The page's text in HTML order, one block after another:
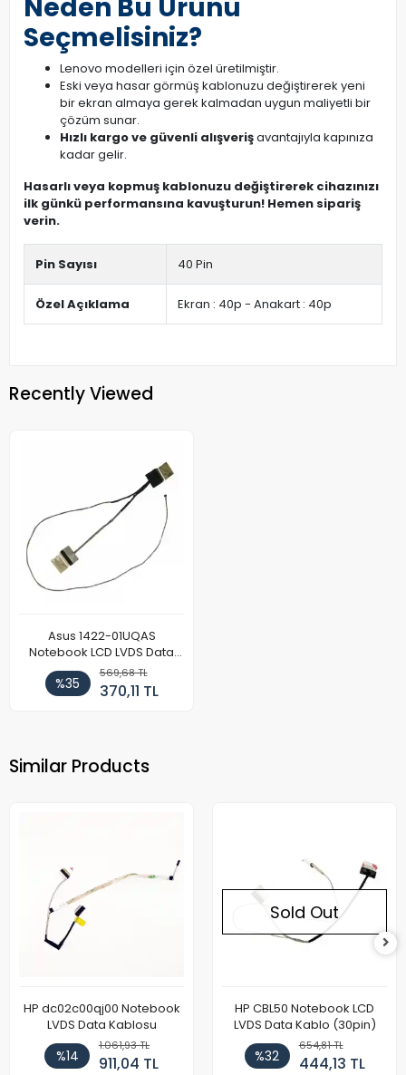
Neden Bu Ürünü
Seçmelisiniz?
Lenovo modelleri için özel üretilmiştir.
Eski veya hasar görmüş kablonuzu değiştirerek yeni
bir ekran almaya gerek kalmadan uygun maliyetli bir
çözüm sunar.
Hızlı kargo ve güvenli alışverişavantajıyla kapınıza
kadar gelir.
Hasarlı veya kopmuş kablonuzu değiştirerek cihazınızı
ilk günkü performansına kavuşturun! Hemen sipariş
verin.
Pin Sayısı 40 Pin
Özel Açıklama Ekran : 40p - Anakart : 40p
Recently Viewed
Asus 1422-01UQAS
Notebook LCD LVDS Data
Kablosu (Model 2)
%35
569,68 TL
370,11 TL
Similar Products
HP dc02c00qj00 Notebook
LVDS Data Kablosu
%14
1.061,93 TL
911,04 TL
Sold Out
HP CBL50 Notebook LCD
LVDS Data Kablo (30pin)
%32
654,81 TL
444,13 TL